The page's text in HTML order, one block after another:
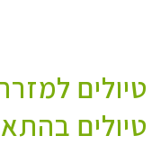
טיולים
טיולים